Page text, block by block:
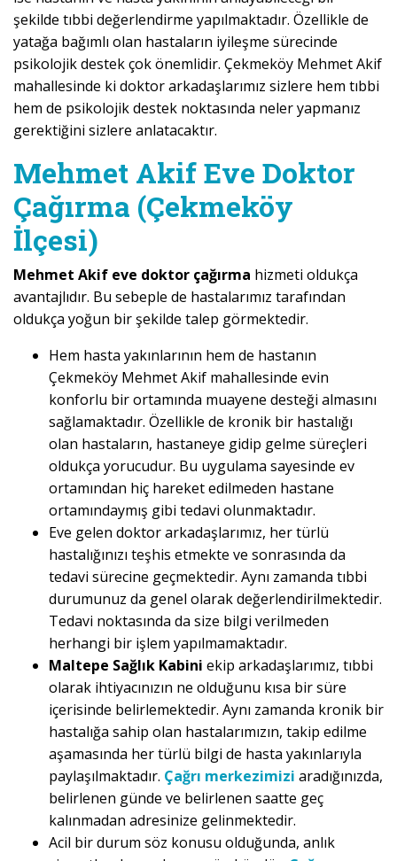
şekilde tıbbi değerlendirme yapılmaktadır. Özellikle de
yatağa bağımlı olan hastaların iyileşme sürecinde
psikolojik destek çok önemlidir. Çekmeköy Mehmet Akif
mahallesinde ki doktor arkadaşlarımız sizlere hem tıbbi
hem de psikolojik destek noktasında neler yapmanız
gerektiğini sizlere anlatacaktır.
Mehmet Akif Eve Doktor
Çağırma (Çekmeköy
İlçesi)
Mehmet Akif eve doktor çağırma hizmeti oldukça
avantajlıdır. Bu sebeple de hastalarımız tarafından
oldukça yoğun bir şekilde talep görmektedir.
Hem hasta yakınlarının hem de hastanın
Çekmeköy Mehmet Akif mahallesinde evin
konforlu bir ortamında muayene desteği almasını
sağlamaktadır. Özellikle de kronik bir hastalığı
olan hastaların, hastaneye gidip gelme süreçleri
oldukça yorucudur. Bu uygulama sayesinde ev
ortamından hiç hareket edilmeden hastane
ortamındaymış gibi tedavi olunmaktadır.
Eve gelen doktor arkadaşlarımız, her türlü
hastalığınızı teşhis etmekte ve sonrasında da
tedavi sürecine geçmektedir. Aynı zamanda tıbbi
durumunuz da genel olarak değerlendirilmektedir.
Tedavi noktasında da size bilgi verilmeden
herhangi bir işlem yapılmamaktadır.
Maltepe Sağlık Kabini ekip arkadaşlarımız, tıbbi
olarak ihtiyacınızın ne olduğunu kısa bir süre
içerisinde belirlemektedir. Aynı zamanda kronik bir
hastalığa sahip olan hastalarımızın, takip edilme
aşamasında her türlü bilgi de hasta yakınlarıyla
paylaşılmaktadır. Çağrı merkezimizi aradığınızda,
belirlenen günde ve belirlenen saatte geç
kalınmadan adresinize gelinmektedir.
Acil bir durum söz konusu olduğunda, anlık